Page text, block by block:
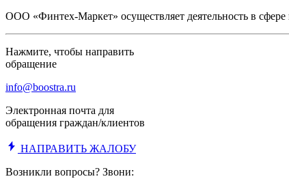
ООО «Финтех-Маркет» осуществляет деятельность в
Нажмите, чтобы направить
обращение
info@boostra.ru
Электронная почта для
обращения граждан/клиентов
НАПРАВИТЬ ЖАЛОБУ
Возникли вопросы? Звони: